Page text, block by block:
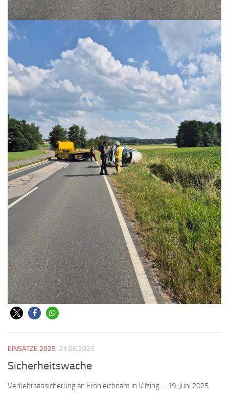
EINSÄTZE 2025 23.06.2025
Sicherheitswache
Verkehrsabsicherung an Fronleichnam in Vilzing – 19. Juni 2025